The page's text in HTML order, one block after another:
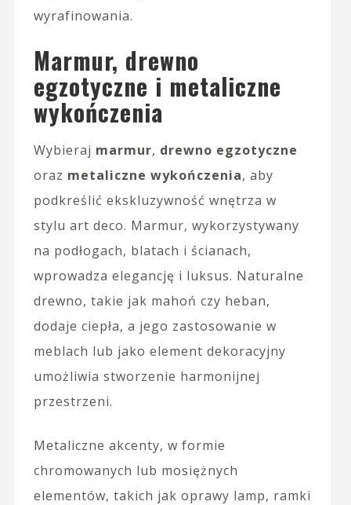
wyrafinowania.
Marmur, drewno
egzotyczne i metaliczne
wykończenia
Wybieraj marmur, drewno egzotyczne
oraz metaliczne wykończenia, aby
podkreślić ekskluzywność wnętrza w
stylu art deco. Marmur, wykorzystywany
na podłogach, blatach i ścianach,
wprowadza elegancję i luksus. Naturalne
drewno, takie jak mahoń czy heban,
dodaje ciepła, a jego zastosowanie w
meblach lub jako element dekoracyjny
umożliwia stworzenie harmonijnej
przestrzeni.
Metaliczne akcenty, w formie
chromowanych lub mosiężnych
elementów, takich jak oprawy lamp, ramki